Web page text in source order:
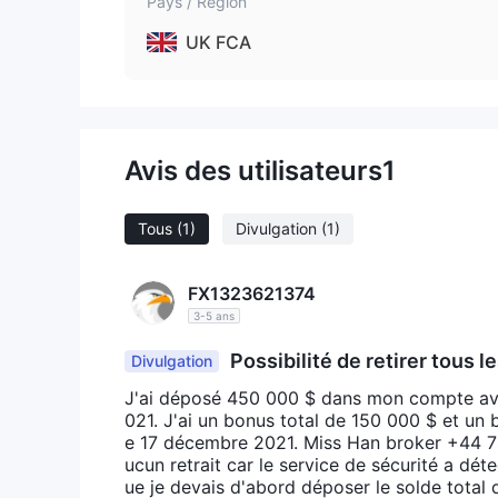
il peut y avoir des voies limitées pour la
réparation en cas de problèmes ou de litiges. De
KuFin présente une gamme de forces et de
d'actifs négociables, permettant la constitution
améliore l'expérience de trading grâce à des
de reconnaître les éventuels inconvénients,
limités de résolution des litiges et exposer
réglementé. De plus, des préoccupations
financières strictes.
Instruments de trading
UK FCA
Avis des utilisateurs1
Tous (1) Divulgation (1)
FX1323621374
3-5 ans
Divulgation Possibilité de retirer tous
J'ai déposé 450 000 $ dans mon compte
021. J'ai un bonus total de 150 000 $ et
e 17 décembre 2021. Miss Han broker +44
ucun retrait car le service de sécurité a
ue je devais d'abord déposer le solde total